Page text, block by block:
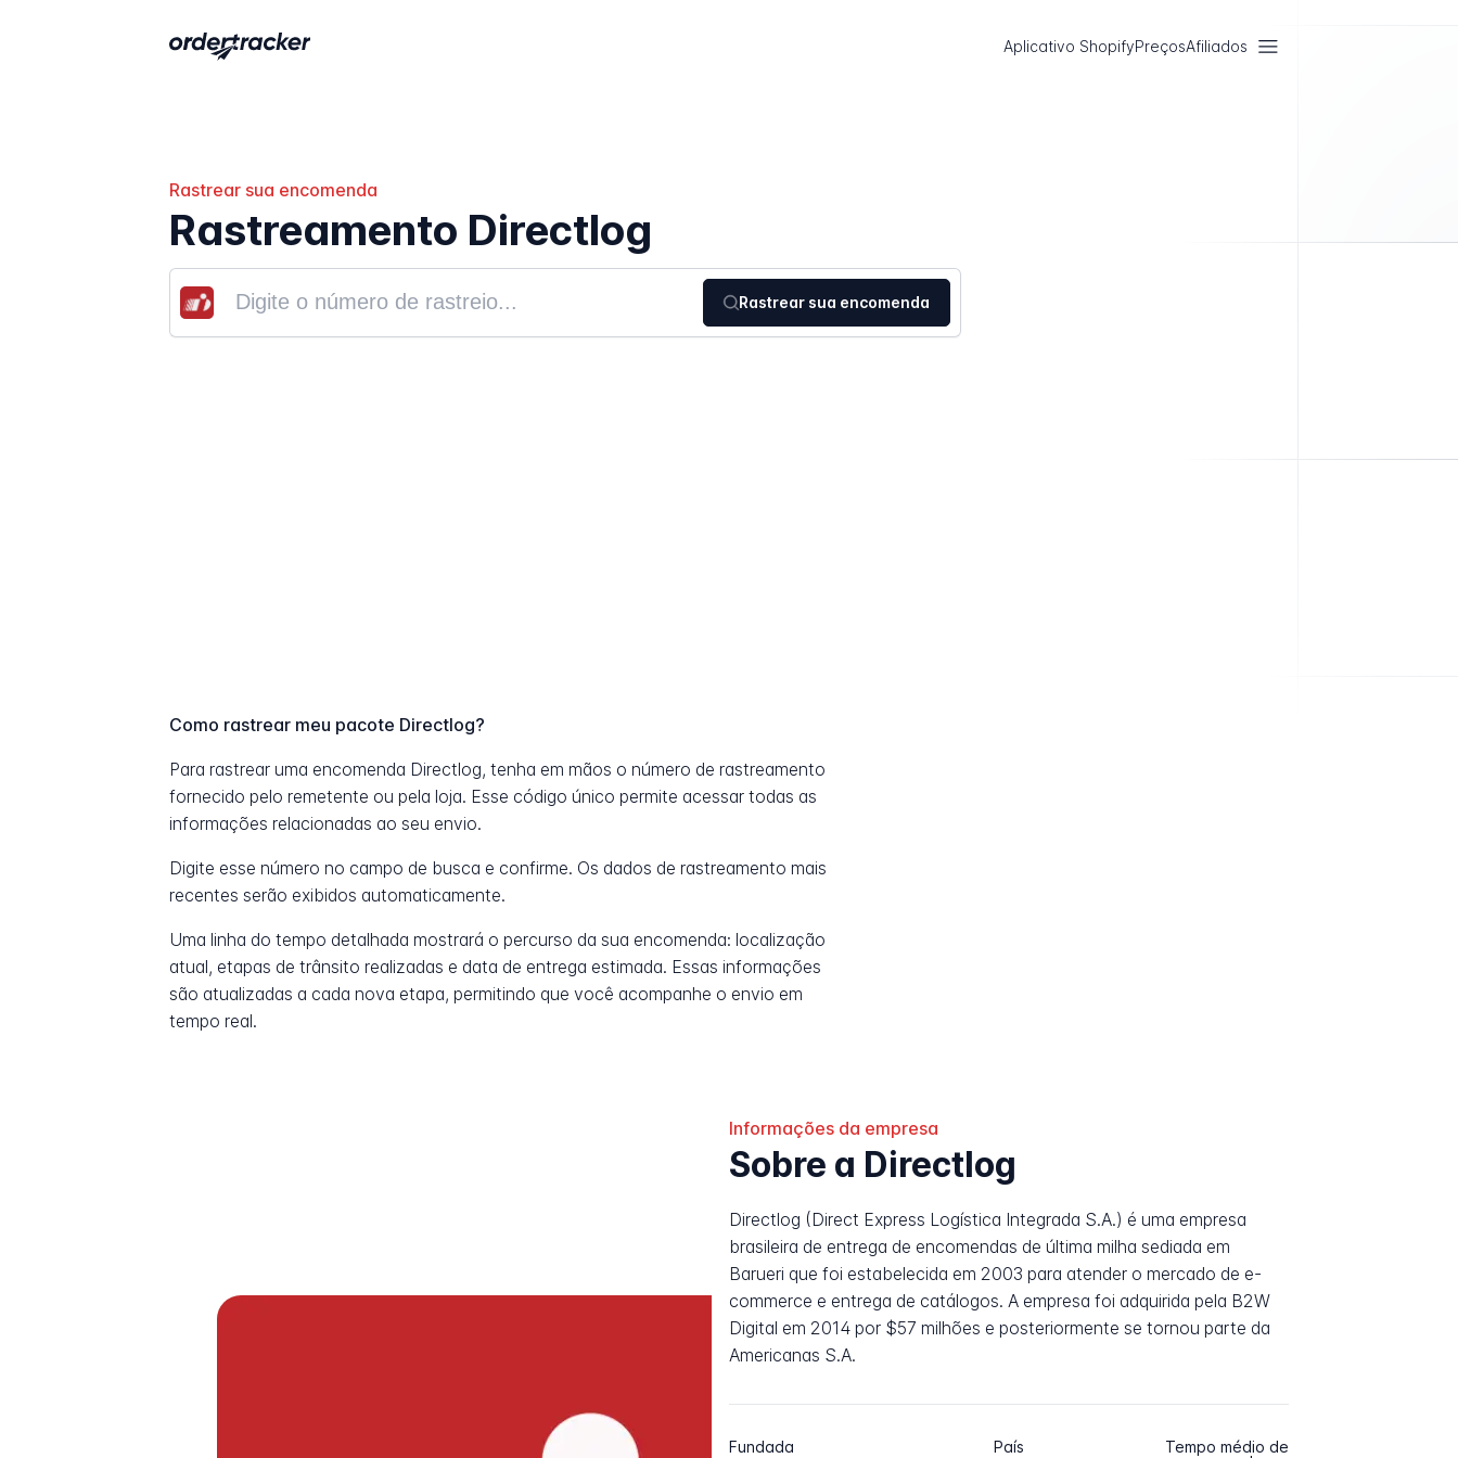
Aplicativo ShopifyPreçosAfiliados
Rastrear sua encomenda
Rastreamento Directlog
Rastrear sua encomenda
Como rastrear meu pacote Directlog?
Para rastrear uma encomenda Directlog, tenha em mãos o número de rastreamento
fornecido pelo remetente ou pela loja. Esse código único permite acessar todas as
informações relacionadas ao seu envio.
Digite esse número no campo de busca e confirme. Os dados de rastreamento mais
recentes serão exibidos automaticamente.
Uma linha do tempo detalhada mostrará o percurso da sua encomenda: localização
atual, etapas de trânsito realizadas e data de entrega estimada. Essas informações
são atualizadas a cada nova etapa, permitindo que você acompanhe o envio em
tempo real.
Informações da empresa
Sobre a Directlog
Directlog (Direct Express Logística Integrada S.A.) é uma empresa
brasileira de entrega de encomendas de última milha sediada em
Barueri que foi estabelecida em 2003 para atender o mercado de e-
commerce e entrega de catálogos. A empresa foi adquirida pela B2W
Digital em 2014 por $57 milhões e posteriormente se tornou parte da
Americanas S.A.
Fundada País Tempo médio de